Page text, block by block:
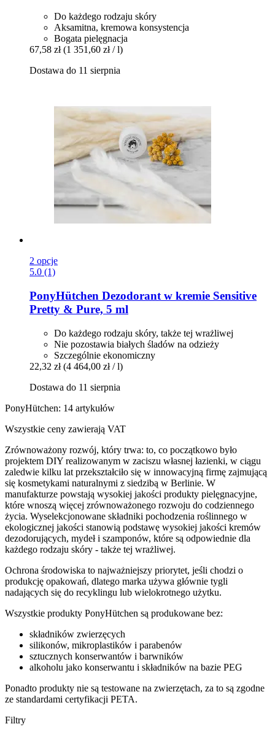
Do każdego rodzaju skóry
Aksamitna, kremowa konsystencja
Bogata pielęgnacja
67,58 zł (1 351,60 zł / l)
Dostawa do 11 sierpnia
2 opcje
5.0 (1)
PonyHütchen Dezodorant w kremie Sensitive
Pretty & Pure, 5 ml
Do każdego rodzaju skóry, także tej wrażliwej
Nie pozostawia białych śladów na odzieży
Szczególnie ekonomiczny
22,32 zł (4 464,00 zł / l)
Dostawa do 11 sierpnia
PonyHütchen: 14 artykułów
Wszystkie ceny zawierają VAT
Zrównoważony rozwój, który trwa: to, co początkowo było
projektem DIY realizowanym w zaciszu własnej łazienki, w ciągu
zaledwie kilku lat przekształciło się w innowacyjną firmę zajmującą
się kosmetykami naturalnymi z siedzibą w Berlinie. W
manufakturze powstają wysokiej jakości produkty pielęgnacyjne,
które wnoszą więcej zrównoważonego rozwoju do codziennego
życia. Wyselekcjonowane składniki pochodzenia roślinnego w
ekologicznej jakości stanowią podstawę wysokiej jakości kremów
dezodorujących, mydeł i szamponów, które są odpowiednie dla
każdego rodzaju skóry - także tej wrażliwej.
Ochrona środowiska to najważniejszy priorytet, jeśli chodzi o
produkcję opakowań, dlatego marka używa głównie tygli
nadających się do recyklingu lub wielokrotnego użytku.
Wszystkie produkty PonyHütchen są produkowane bez:
składników zwierzęcych
silikonów, mikroplastików i parabenów
sztucznych konserwantów i barwników
alkoholu jako konserwantu i składników na bazie PEG
Ponadto produkty nie są testowane na zwierzętach, za to są zgodne
ze standardami certyfikacji PETA.
Filtry